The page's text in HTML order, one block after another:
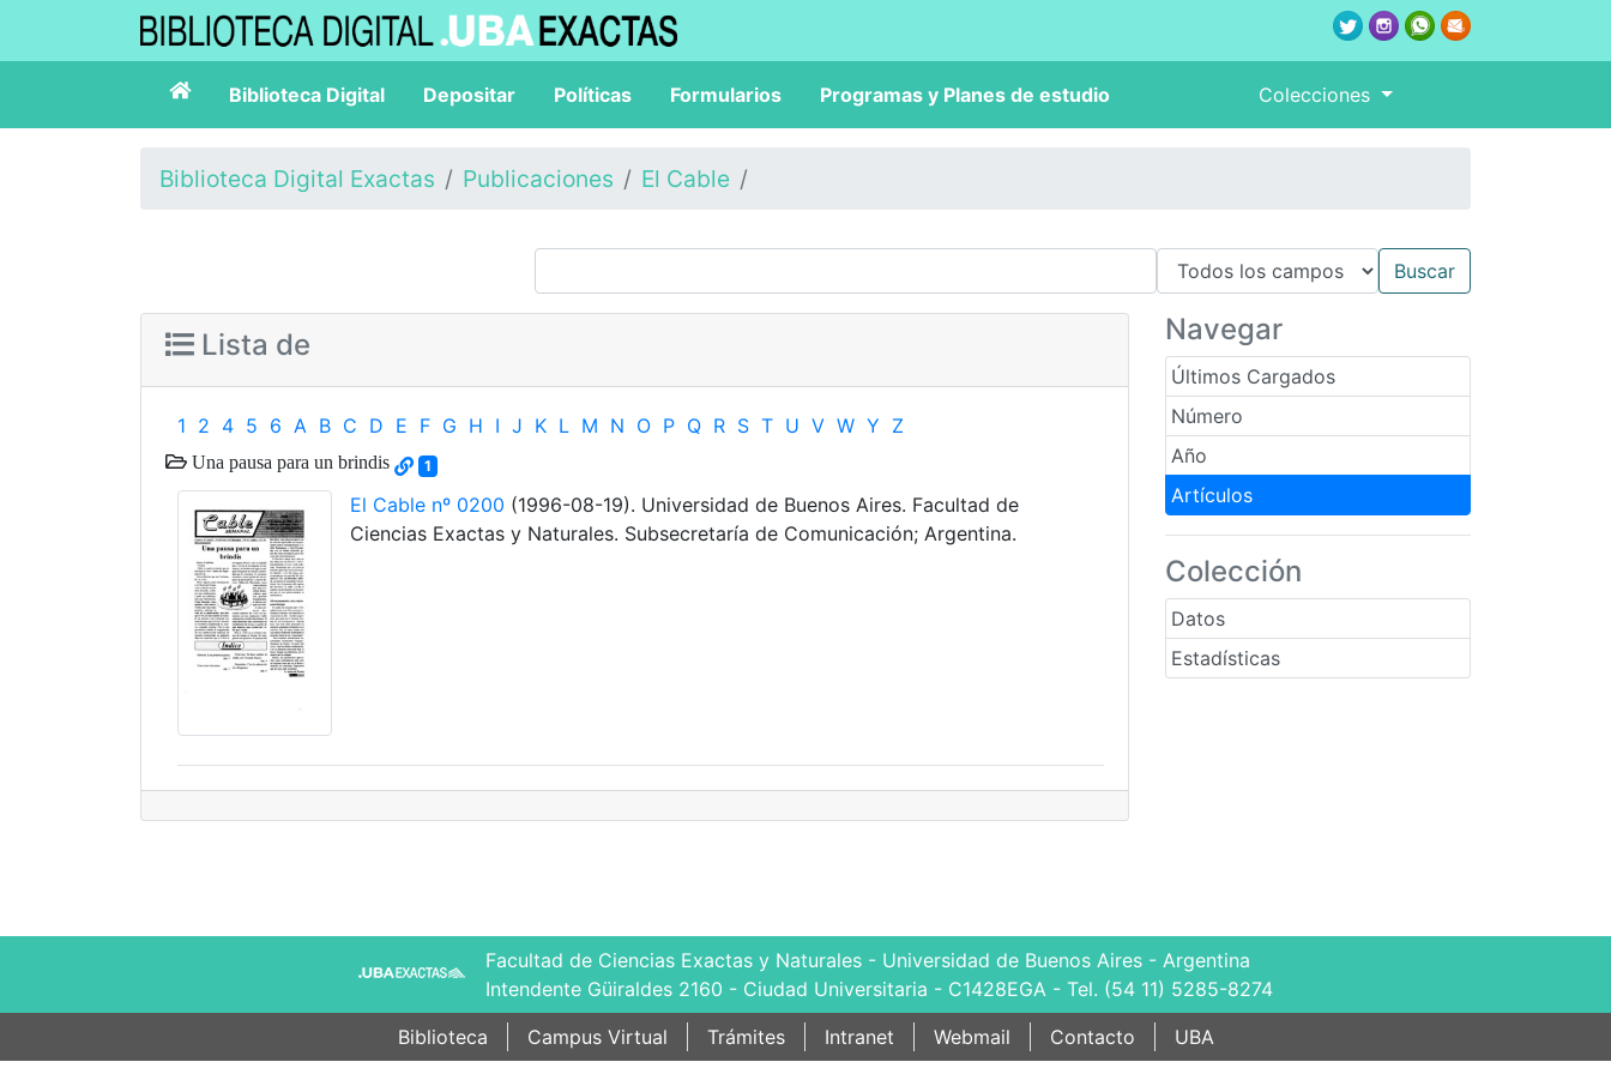
Biblioteca Digital Depositar Políticas Formularios Programas y Planes de estudio Colecciones
Biblioteca Digital Exactas Publicaciones El Cable
Navegar
Últimos Cargados
Número
Año
Artículos
Colección
Datos
Estadísticas
Lista de
1 2 4 5 6 A B C D E F G H I J K L M N O P Q R S T U V W Y Z
Una pausa para un brindis 1
El Cable nº 0200 (1996-08-19). Universidad de Buenos Aires. Facultad de
Ciencias Exactas y Naturales. Subsecretaría de Comunicación; Argentina.
Facultad de Ciencias Exactas y Naturales - Universidad de Buenos Aires - Argentina
Intendente Güiraldes 2160 - Ciudad Universitaria - C1428EGA - Tel. (54 11) 5285-8274
Biblioteca
Campus Virtual Trámites Intranet Webmail Contacto UBA